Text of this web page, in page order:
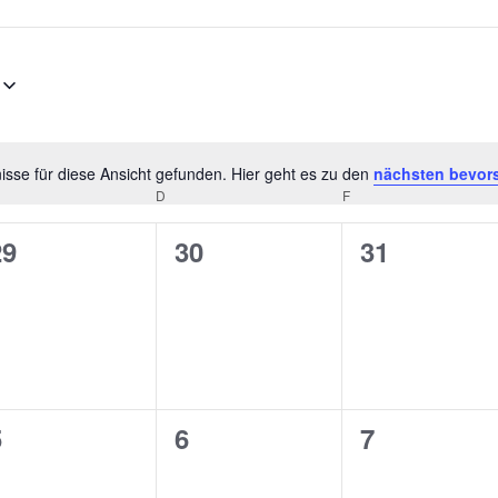
Hinweis
für diese Ansicht gefunden. Hier geht es zu den nächsten
D F
0
30
0
31
0
6
0
7